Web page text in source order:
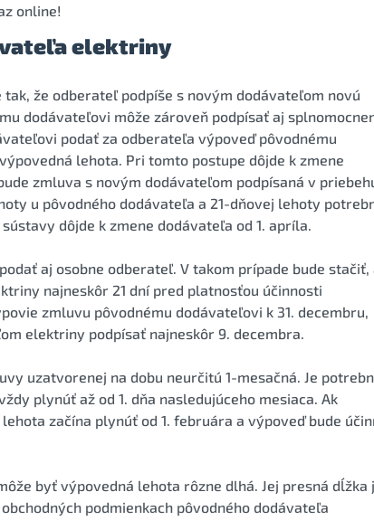
online!
elektriny
že odberateľ podpíše s novým dodávateľom novú
dodávateľovi môže zároveň podpísať aj
podať za odberateľa výpoveď pôvodnému
lehota. Pri tomto postupe dôjde k zmene
zmluva s novým dodávateľom podpísaná v
u pôvodného dodávateľa a 21-dňovej lehoty
dôjde k zmene dodávateľa od 1. apríla.
aj osobne odberateľ. V takom prípade bude stačiť,
najneskôr 21 dní pred platnosťou účinnosti
zmluvu pôvodnému dodávateľovi k 31. decembru,
elektriny podpísať najneskôr 9. decembra.
uzatvorenej na dobu neurčitú 1-mesačná. Je
plynúť až od 1. dňa nasledujúceho mesiaca. Ak
začína plynúť od 1. februára a výpoveď bude
byť výpovedná lehota rôzne dlhá. Jej presná dĺžka
podmienkach pôvodného dodávateľa